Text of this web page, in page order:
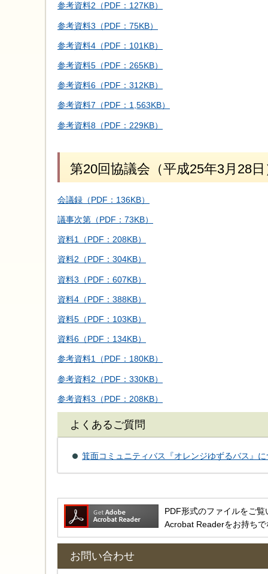
参考資料2（PDF：127KB）
参考資料3（PDF：75KB）
参考資料4（PDF：101KB）
参考資料5（PDF：265KB）
参考資料6（PDF：312KB）
参考資料7（PDF：1,563KB）
参考資料8（PDF：229KB）
第20回協議会（平成25年3月28日
会議録（PDF：136KB）
議事次第（PDF：73KB）
資料1（PDF：208KB）
資料2（PDF：304KB）
資料3（PDF：607KB）
資料4（PDF：388KB）
資料5（PDF：103KB）
資料6（PDF：134KB）
参考資料1（PDF：180KB）
参考資料2（PDF：330KB）
参考資料3（PDF：208KB）
よくあるご質問
箕面コミュニティバス『オレンジゆずるバス』
PDF形式のファイルをご
Acrobat Readerをお持ち
お問い合わせ